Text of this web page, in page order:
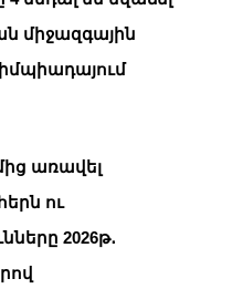
միջազգային
առավել
ու
2026թ․